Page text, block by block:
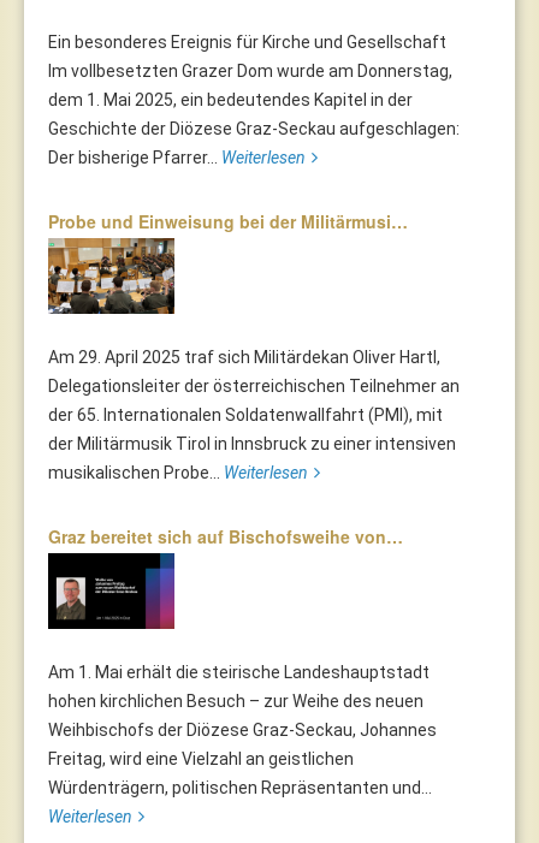
Ein besonderes Ereignis für Kirche und Gesellschaft
Im vollbesetzten Grazer Dom wurde am Donnerstag,
dem 1. Mai 2025, ein bedeutendes Kapitel in der
Geschichte der Diözese Graz-Seckau aufgeschlagen:
Der bisherige Pfarrer... Weiterlesen
Probe und Einweisung bei der Militärmusi…
Am 29. April 2025 traf sich Militärdekan Oliver Hartl,
Delegationsleiter der österreichischen Teilnehmer an
der 65. Internationalen Soldatenwallfahrt (PMI), mit
der Militärmusik Tirol in Innsbruck zu einer intensiven
musikalischen Probe... Weiterlesen
Graz bereitet sich auf Bischofsweihe von…
Am 1. Mai erhält die steirische Landeshauptstadt
hohen kirchlichen Besuch – zur Weihe des neuen
Weihbischofs der Diözese Graz-Seckau, Johannes
Freitag, wird eine Vielzahl an geistlichen
Würdenträgern, politischen Repräsentanten und...
Weiterlesen